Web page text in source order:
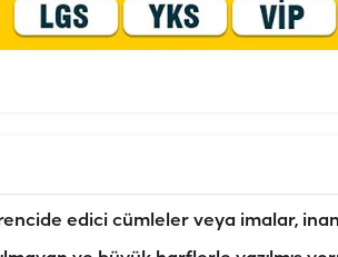
edici cümleler veya imalar,